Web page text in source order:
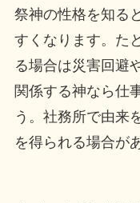
祭神の性格を知る
すくなります。た
る場合は災害回避
関係する神なら仕
う。社務所で由来
を得られる場合が